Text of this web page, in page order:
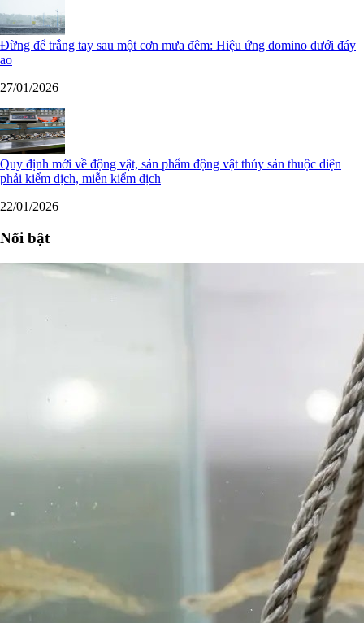
Đừng để trắng tay sau một cơn mưa đêm: Hiệu ứng domino dưới đáy
ao
27/01/2026
Quy định mới về động vật, sản phẩm động vật thủy sản thuộc diện
phải kiểm dịch, miễn kiểm dịch
22/01/2026
Nổi bật